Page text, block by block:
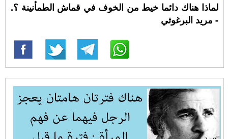
لماذا هناك دائما خيط من الخوف في قماش الطمأنينة ؟.
- مريد البرغوثي